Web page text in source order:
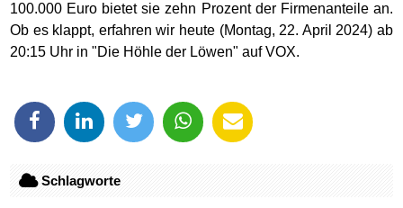
100.000 Euro bietet sie zehn Prozent der Firmenanteile an.
Ob es klappt, erfahren wir heute (Montag, 22. April 2024) ab
20:15 Uhr in "Die Höhle der Löwen" auf VOX.
Schlagworte